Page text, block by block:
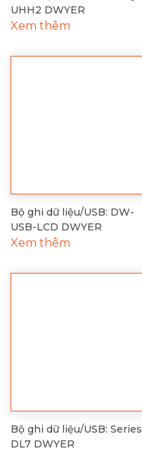
UHH2 DWYER
Xem thêm
Bộ ghi dữ liệu/USB: DW-
USB-LCD DWYER
Xem thêm
Bộ ghi dữ liệu/USB: Series
DL7 DWYER